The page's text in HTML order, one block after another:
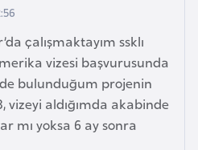
çalışmaktayım ssklı
vizesi başvurusunda
bulunduğum projenin
vizeyi aldığımda akabinde
mı yoksa 6 ay sonra